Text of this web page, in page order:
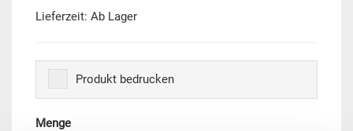
Lieferzeit: Ab Lager
Produkt bedrucken
Menge